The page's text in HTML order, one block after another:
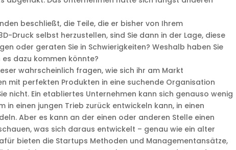
beschließt, die Teile, die er bisher von Ihrem
Druck selbst herzustellen, sind Sie dann in der Lage, diese
oder geraten Sie in Schwierigkeiten? Weshalb haben Sie
dazu kommen könnte?
wahrscheinlich fragen, wie sich ihr am Markt
mit perfekten Produkten in eine suchende Organisation
nicht. Ein etabliertes Unternehmen kann sich genauso wenig
in einen jungen Trieb zurück entwickeln kann, in einen
Aber es kann an der einen oder anderen Stelle einen
was sich daraus entwickelt – genau wie ein alter
bieten die Startups Methoden und Managementansätze,